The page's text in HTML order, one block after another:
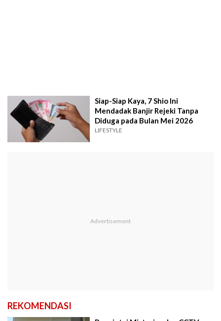
Siap-Siap Kaya, 7 Shio Ini
Mendadak Banjir Rejeki Tanpa
Diduga pada Bulan Mei 2026
LIFESTYLE
REKOMENDASI